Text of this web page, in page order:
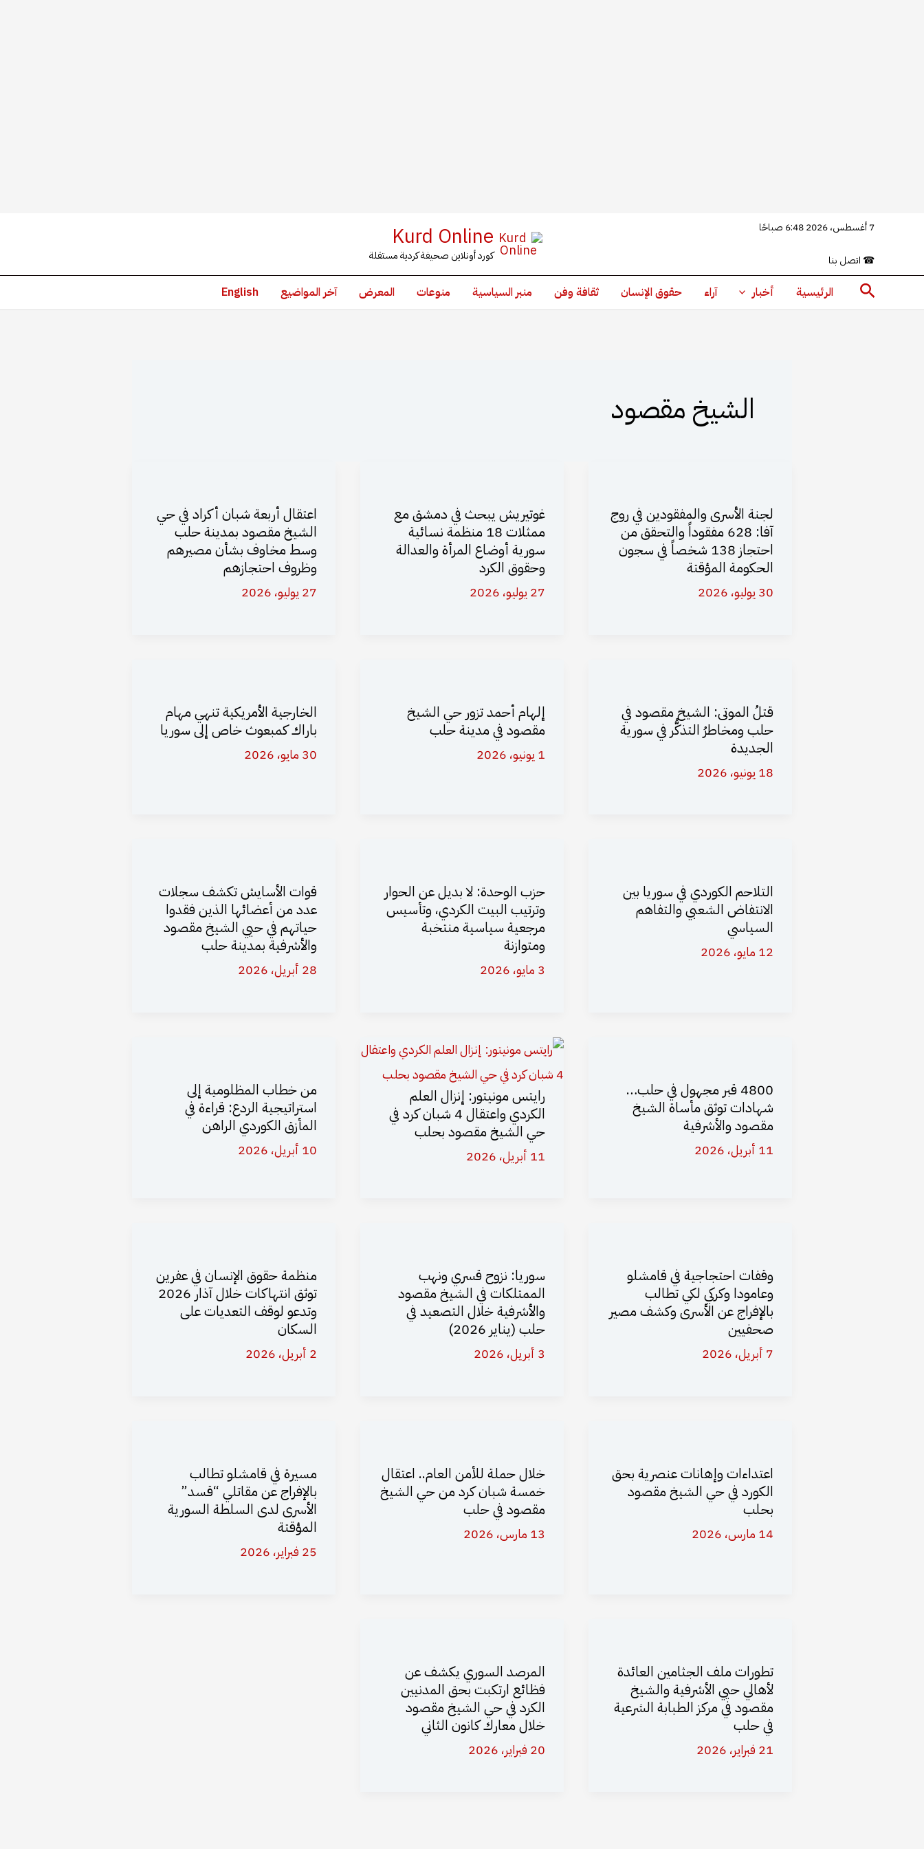
المحتوى
7 أغسطس، 2026 6:48 صباحًا
☎ اتصل بنا
Kurd Online
كورد أونلاين صحيفة كردية مستقلة
البحث الرئيسية أخبار آراء حقوق الإنسان ثقافة وفن منبر السياسية منوعات المعرض آخر المواضيع English
الشيخ مقصود
لجنة الأسرى والمفقودين في روج
آفا: 628 مفقوداً والتحقق من
احتجاز 138 شخصاً في سجون
الحكومة المؤقتة
30 يوليو، 2026
غوتيريش يبحث في دمشق مع
ممثلات 18 منظمة نسائية
سورية أوضاع المرأة والعدالة
وحقوق الكرد
27 يوليو، 2026
اعتقال أربعة شبان أكراد في حي
الشيخ مقصود بمدينة حلب
وسط مخاوف بشأن مصيرهم
وظروف احتجازهم
27 يوليو، 2026
قتلُ الموتى: الشيخ مقصود في
حلب ومخاطرُ التذكُّر في سورية
الجديدة
18 يونيو، 2026
إلهام أحمد تزور حي الشيخ
مقصود في مدينة حلب
1 يونيو، 2026
الخارجية الأمريكية تنهي مهام
باراك كمبعوث خاص إلى سوريا
30 مايو، 2026
التلاحم الكوردي في سوريا بين
الانتفاض الشعبي والتفاهم
السياسي
12 مايو، 2026
حزب الوحدة: لا بديل عن الحوار
وترتيب البيت الكردي، وتأسيس
مرجعية سياسية منتخبة
ومتوازنة
3 مايو، 2026
قوات الأسايش تكشف سجلات
عدد من أعضائها الذين فقدوا
حياتهم في حيي الشيخ مقصود
والأشرفية بمدينة حلب
28 أبريل، 2026
4800 قبر مجهول في حلب…
شهادات توثق مأساة الشيخ
مقصود والأشرفية
11 أبريل، 2026
رايتس مونيتور: إنزال العلم
الكردي واعتقال 4 شبان كرد في
حي الشيخ مقصود بحلب
11 أبريل، 2026
من خطاب المظلومية إلى
استراتيجية الردع: قراءة في
المأزق الكوردي الراهن
10 أبريل، 2026
وقفات احتجاجية في قامشلو
وعامودا وكركي لكي تطالب
بالإفراج عن الأسرى وكشف مصير
صحفيين
7 أبريل، 2026
سوريا: نزوح قسري ونهب
الممتلكات في الشيخ مقصود
والأشرفية خلال التصعيد في
حلب (يناير 2026)
3 أبريل، 2026
منظمة حقوق الإنسان في عفرين
توثق انتهاكات خلال آذار 2026
وتدعو لوقف التعديات على
السكان
2 أبريل، 2026
اعتداءات وإهانات عنصرية بحق
الكورد في حي الشيخ مقصود
بحلب
14 مارس، 2026
خلال حملة للأمن العام.. اعتقال
خمسة شبان كرد من حي الشيخ
مقصود في حلب
13 مارس، 2026
مسيرة في قامشلو تطالب
بالإفراج عن مقاتلي “قسد”
الأسرى لدى السلطة السورية
المؤقتة
25 فبراير، 2026
تطورات ملف الجثامين العائدة
لأهالي حيي الأشرفية والشيخ
مقصود في مركز الطبابة الشرعية
في حلب
21 فبراير، 2026
المرصد السوري يكشف عن
فظائع ارتكبت بحق المدنيين
الكرد في حي الشيخ مقصود
خلال معارك كانون الثاني
20 فبراير، 2026